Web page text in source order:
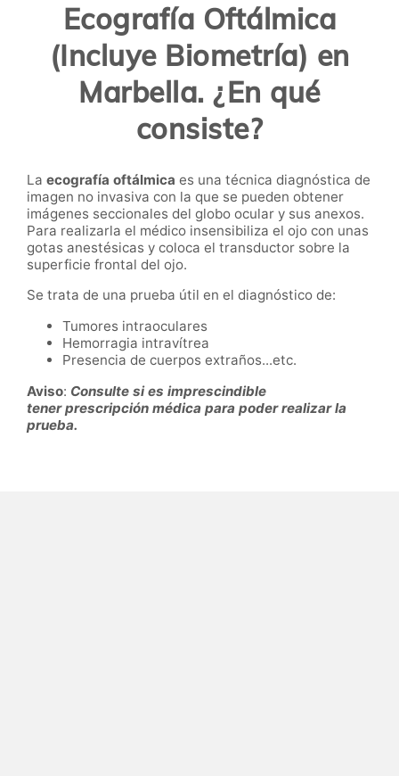
Ecografía Oftálmica
(Incluye Biometría) en
Marbella. ¿En qué
consiste?
La ecografía oftálmica es una técnica diagnóstica de
imagen no invasiva con la que se pueden obtener
imágenes seccionales del globo ocular y sus anexos.
Para realizarla el médico insensibiliza el ojo con unas
gotas anestésicas y coloca el transductor sobre la
superficie frontal del ojo.
Se trata de una prueba útil en el diagnóstico de:
Tumores intraoculares
Hemorragia intravítrea
Presencia de cuerpos extraños...etc.
Aviso: Consulte si es imprescindible
tener prescripción médica para poder realizar la
prueba.